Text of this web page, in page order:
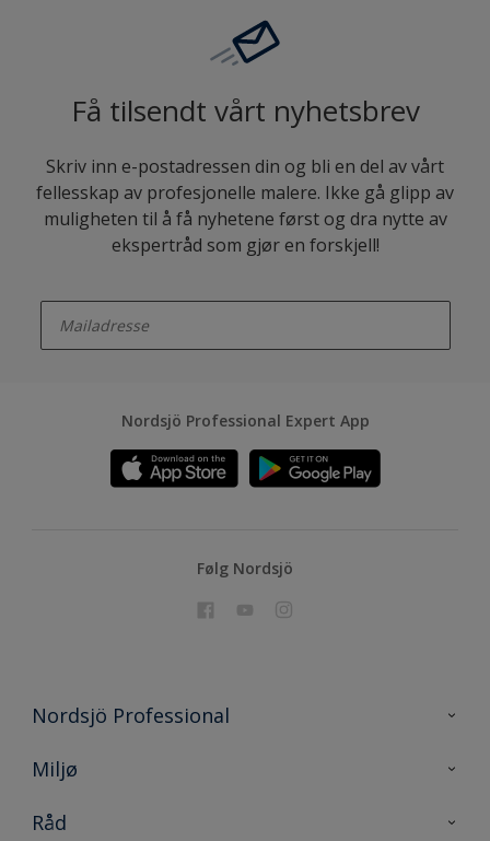
Få tilsendt vårt nyhetsbrev
Skriv inn e-postadressen din og bli en del av vårt
fellesskap av profesjonelle malere. Ikke gå glipp av
muligheten til å få nyhetene først og dra nytte av
ekspertråd som gjør en forskjell!
Nordsjö Professional Expert App
Følg Nordsjö
Nordsjö Professional
Kontakt oss
Prosjekt
Miljø
Bærekraftig utvikling
Råd